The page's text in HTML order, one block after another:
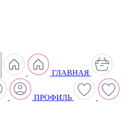
ГЛАВНАЯ
ПРОФИЛЬ